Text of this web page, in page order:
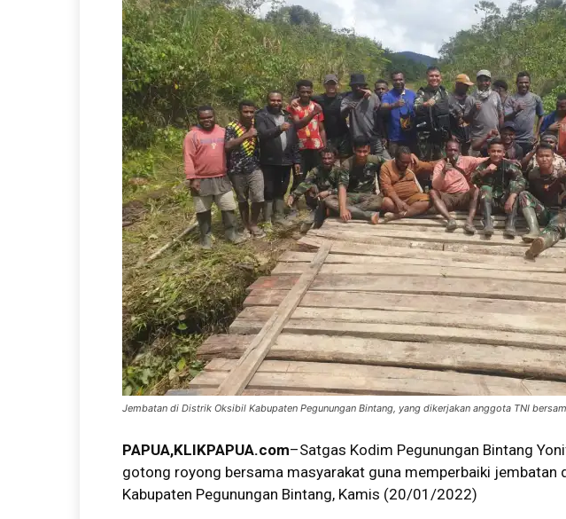
Jembatan di Distrik Oksibil Kabupaten Pegunungan Bintang, yang dikerjakan anggota TNI
PAPUA,KLIKPAPUA.com–Satgas Kodim Pegunungan Bintang
gotong royong bersama masyarakat guna memperbaiki jembatan
Kabupaten Pegunungan Bintang, Kamis (20/01/2022)